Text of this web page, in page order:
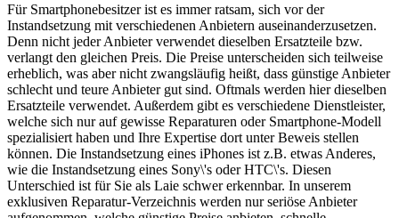
Für Smartphonebesitzer ist es immer ratsam, sich vor der
Instandsetzung mit verschiedenen Anbietern auseinanderzusetzen.
Denn nicht jeder Anbieter verwendet dieselben Ersatzteile bzw.
verlangt den gleichen Preis. Die Preise unterscheiden sich teilweise
erheblich, was aber nicht zwangsläufig heißt, dass günstige Anbieter
schlecht und teure Anbieter gut sind. Oftmals werden hier dieselben
Ersatzteile verwendet. Außerdem gibt es verschiedene Dienstleister,
welche sich nur auf gewisse Reparaturen oder Smartphone-Modell
spezialisiert haben und Ihre Expertise dort unter Beweis stellen
können. Die Instandsetzung eines iPhones ist z.B. etwas Anderes,
wie die Instandsetzung eines Sony\'s oder HTC\'s. Diesen
Unterschied ist für Sie als Laie schwer erkennbar. In unserem
exklusiven Reparatur-Verzeichnis werden nur seriöse Anbieter